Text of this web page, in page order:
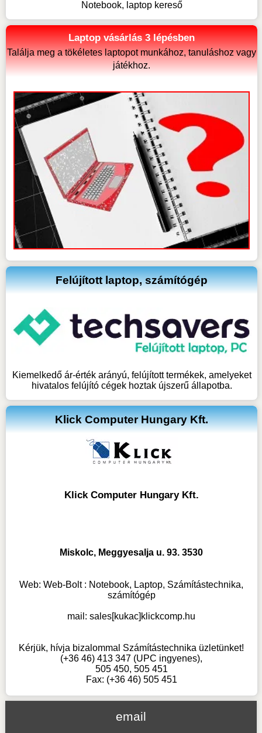
Notebook, laptop kereső
Laptop vásárlás 3 lépésben
Találja meg a tökéletes laptopot munkához, tanuláshoz vagy
játékhoz.
Felújított laptop, számítógép
Kiemelkedő ár-érték arányú, felújított termékek, amelyeket
hivatalos felújító cégek hoztak újszerű állapotba.
Klick Computer Hungary Kft.
Klick Computer Hungary Kft.
Miskolc, Meggyesalja u. 93. 3530
Web:Web-Bolt : Notebook, Laptop, Számítástechnika,
számítógép
mail:sales[kukac]klickcomp.hu
Kérjük, hívja bizalommal Számítástechnika üzletünket!
(+36 46) 413 347 (UPC ingyenes),
505 450, 505 451
Fax: (+36 46) 505 451
email